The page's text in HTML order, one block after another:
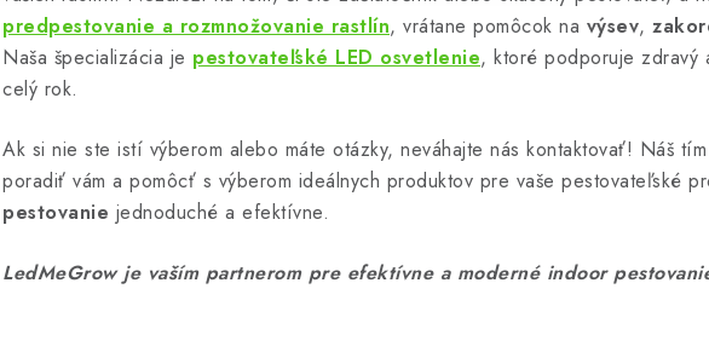
v
ý
i
s
u
predpestovanie a rozmnožovanie rastlín, vrátane pomôcok na výsev,
Naša špecializácia je pestovateľské LED osvetlenie, ktoré podporuje zdravý
celý rok.
Ak si nie ste istí výberom alebo máte otázky, neváhajte nás kontaktovať! Náš
poradiť vám a pomôcť s výberom ideálnych produktov pre vaše pestovateľské
pestovanie jednoduché a efektívne.
LedMeGrow je vaším partnerom pre efektívne a moderné indoor